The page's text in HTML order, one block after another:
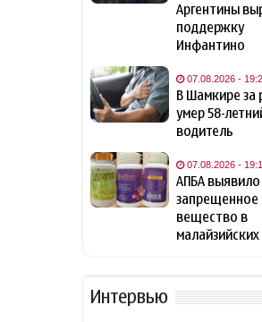
"Ливерпуль"
Зеленский: США
ежемесячно
Украине ракеты-
перехватчики
Ормузский
примут условия
Турция
проход судов в
маловероятным
Аргентины
поддержку
Инфантино
07.08.2026 -
В Шамкире за
умер 58-
водитель
07.08.2026 -
АПБА выявило
запрещенное
вещество в
Интервью